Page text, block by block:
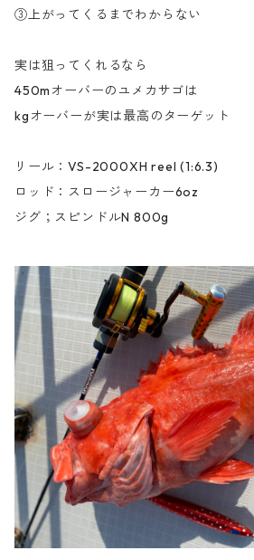
③上がってくるまでわからない
実は狙ってくれるなら
450mオーバーのユメカサゴは
kgオーバーが実は最高のターゲット
リール：VS-2000XH reel (1:6.3)
ロッド：スロージャーカー6oz
ジグ；スピンドルN 800g